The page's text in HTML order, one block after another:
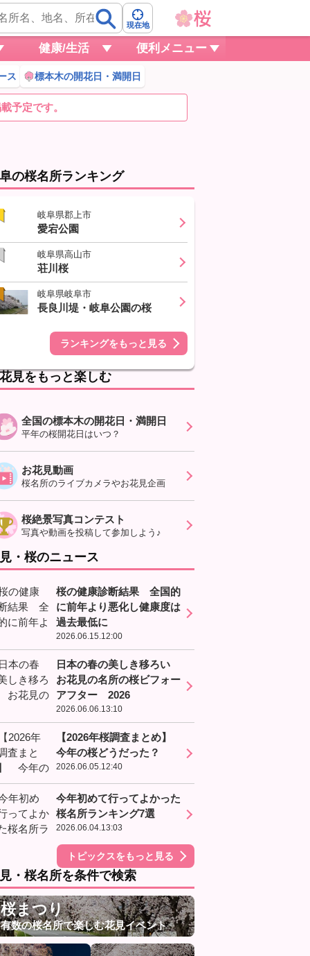
現在地
健康/生活 便利メニュー
ス 標本木の開花日・満開日
予定です。
の桜名所ランキング
岐阜県郡上市
愛宕公園
岐阜県高山市
荘川桜
岐阜県岐阜市
長良川堤・岐阜公園の桜
ランキングをもっと見る
見をもっと楽しむ
全国の標本木の開花日・満開日
平年の桜開花日はいつ？
お花見動画
桜名所のライブカメラやお花見企画
桜絶景写真コンテスト
写真や動画を投稿して参加しよう♪
・桜のニュース
桜の健康診断結果 全国的
に前年より悪化し健康度は
過去最低に
2026.06.15.12:00
日本の春の美しき移ろい
お花見の名所の桜ビフォー
アフター 2026
2026.06.06.13:10
【2026年桜調査まとめ】
今年の桜どうだった？
2026.06.05.12:40
今年初めて行ってよかった
桜名所ランキング7選
2026.06.04.13:03
トピックスをもっと見る
・桜名所を条件で検索
桜まつり
有数の桜名所で楽しむ花見イベント